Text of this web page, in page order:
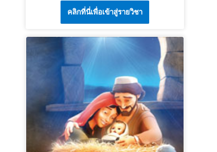
Adevăr biblic: Pot părea mic, dar în ochii lui
Dumnezeu pot face lucruri mari.
înfățișare, pe când Domnul Se uită la inimă." 1
Samuel 16:7b (NTR)
LECȚIA 3 DUMNEZEU E DE PARTEA MEA
Adevăr biblic: Isus mă va călăuzi și mă va
Verset | Sari ca mingea „Oile Mele ascultă
glasul Meu; Eu le cunosc, şi ele vin după Mine."
Ioan 10:27 (VDC)
Babilon să îl întâlnească pe Daniel—unde
rivali geloși complotează să-i ia viața. Fii
martorul curajului adevărat în acțiune, și
descoperă modul în care credința în
Dumnezeu ne dă puterea de a face ceea ce
este drept. Copiii învață că nici măcar o
groapă de lei nu e prea periculoasă pentru
protecția lui Dumnezeu!
LECȚIA 1 DUMNEZEU RĂSPUNDE LA
RUGĂCIUNI
Adevăr biblic: Dumnezeu răspunde
คลิกที่นี่เพื่อเข้าสู่รายวิชา